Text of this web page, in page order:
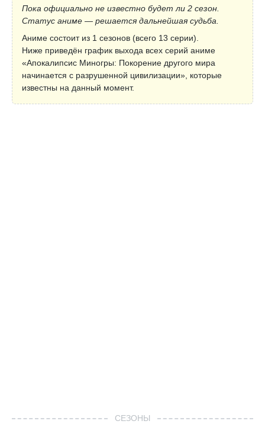
Пока официально не известно будет ли 2 сезон.
Статус аниме — решается дальнейшая судьба.
Аниме состоит из 1 сезонов (всего 13 серии).
Ниже приведён график выхода всех серий аниме
«Апокалипсис Миногры: Покорение другого мира
начинается с разрушенной цивилизации», которые
известны на данный момент.
СЕЗОНЫ